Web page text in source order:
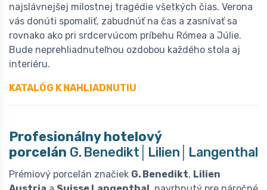
najslávnejšej milostnej tragédie všetkých čias. Verona
vás donúti spomaliť, zabudnúť na čas a zasnívať sa
rovnako ako pri srdcervúcom príbehu Rómea a Júlie.
Bude neprehliadnuteľnou ozdobou každého stola aj
interiéru.
KATALÓG K NAHLIADNUTIU
Profesionálny hotelový
porcelán G. Benedikt│Lilien│Langenthal
Prémiový porcelán značiek G. Benedikt, Lilien